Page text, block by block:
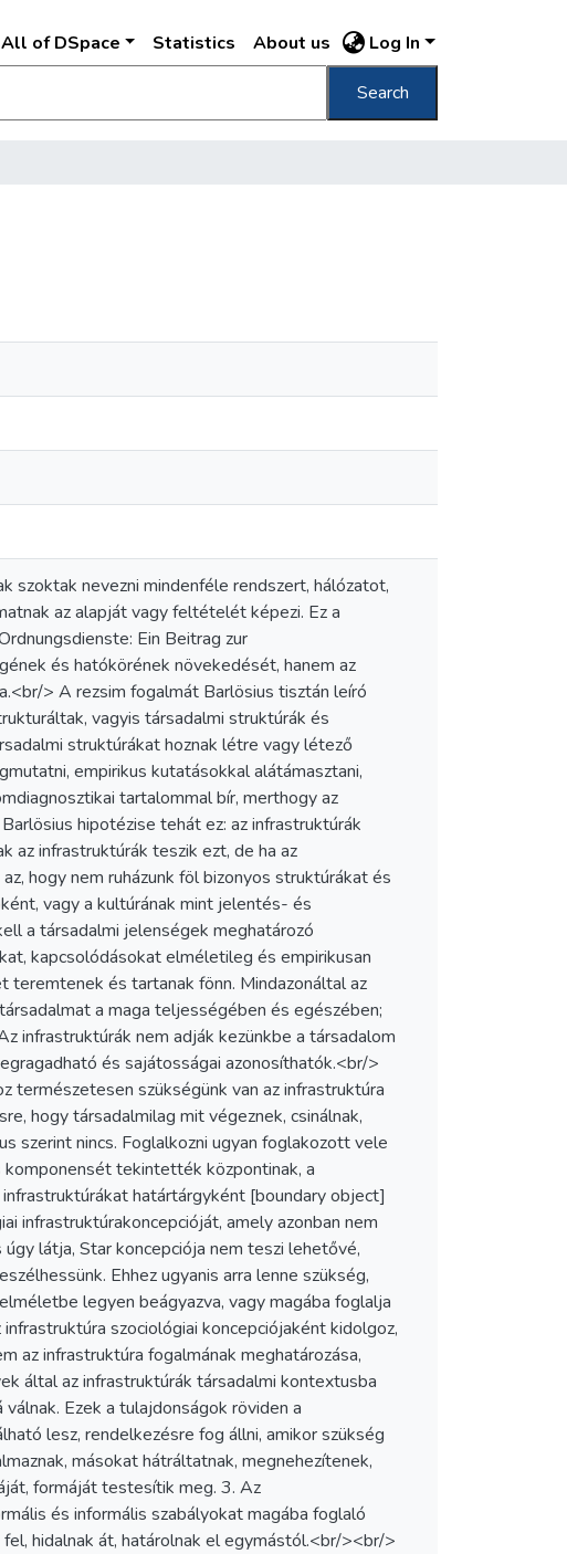
All of DSpace Statistics About us Log In
Search
szoktak nevezni mindenféle rendszert, hálózatot,
az alapját vagy feltételét képezi. Ez a
Ein Beitrag zur
és hatókörének növekedését, hanem az
> A rezsim fogalmát Barlösius tisztán leíró
vagyis társadalmi struktúrák és
struktúrákat hoznak létre vagy létező
empirikus kutatásokkal alátámasztani,
tartalommal bír, merthogy az
hipotézise tehát ez: az infrastruktúrák
az infrastruktúrák teszik ezt, de ha az
hogy nem ruházunk föl bizonyos struktúrákat és
vagy a kultúrának mint jelentés- és
a társadalmi jelenségek meghatározó
kapcsolódásokat elméletileg és empirikusan
teremtenek és tartanak fönn. Mindazonáltal az
a maga teljességében és egészében;
infrastruktúrák nem adják kezünkbe a társadalom
és sajátosságai azonosíthatók.<br/>
természetesen szükségünk van az infrastruktúra
hogy társadalmilag mit végeznek, csinálnak,
szerint nincs. Foglalkozni ugyan foglakozott vele
tekintették központinak, a
határtárgyként [boundary object]
infrastruktúrakoncepcióját, amely azonban nem
látja, Star koncepciója nem teszi lehetővé,
Ehhez ugyanis arra lenne szükség,
legyen beágyazva, vagy magába foglalja
szociológiai koncepciójaként kidolgoz,
az infrastruktúra fogalmának meghatározása,
által az infrastruktúrák társadalmi kontextusba
Ezek a tulajdonságok röviden a
lesz, rendelkezésre fog állni, amikor szükség
másokat hátráltatnak, megnehezítenek,
formáját testesítik meg. 3. Az
és informális szabályokat magába foglaló
hidalnak át, határolnak el egymástól.<br/><br/>